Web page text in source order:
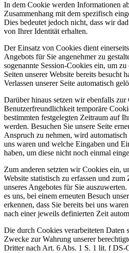
In dem Cookie werden Informationen
Zusammenhang mit dem spezifisch
Dies bedeutet jedoch nicht, dass wir
von Ihrer Identität erhalten.
Der Einsatz von Cookies dient
Angebots für Sie angenehmer zu
sogenannte Session-Cookies ein, um
Seiten unserer Website bereits besucht
Verlassen unserer Seite automatisch
Darüber hinaus setzen wir ebenfalls
Benutzerfreundlichkeit temporäre
bestimmten festgelegten Zeitraum auf
werden. Besuchen Sie unsere Seite
Anspruch zu nehmen, wird automatisch
uns waren und welche Eingaben und
haben, um diese nicht noch einmal
Zum anderen setzten wir Cookies ein,
Website statistisch zu erfassen und
unseres Angebotes für Sie
es uns, bei einem erneuten Besuch
erkennen, dass Sie bereits bei uns
nach einer jeweils definierten Zeit
Die durch Cookies verarbeiteten Daten
Zwecke zur Wahrung unserer
Dritter nach Art. 6 Abs. 1 S. 1 lit. f DS-